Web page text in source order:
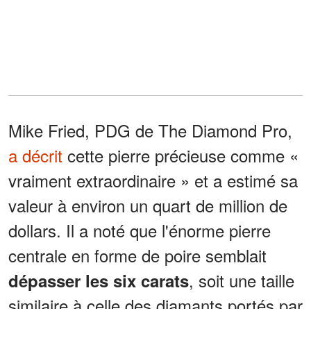
Mike Fried, PDG de The Diamond Pro,
a décrit cette pierre précieuse comme «
vraiment extraordinaire » et a estimé sa
valeur à environ un quart de million de
dollars. Il a noté que l'énorme pierre
centrale en forme de poire semblait
dépasser les six carats, soit une taille
similaire à celle des diamants portés par